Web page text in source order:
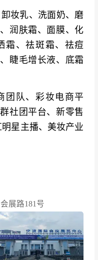
妆乳、洗面奶、磨
润肤霜、面膜、化
霜、祛斑霜、祛痘
睫毛增长液、底霜
团队、彩妆电商平
社团平台、新零售
星主播、美妆产业
展路181号